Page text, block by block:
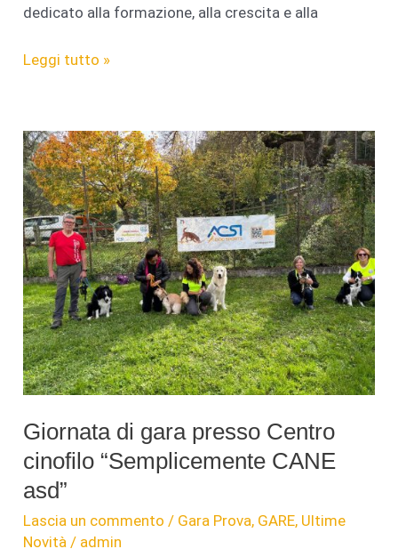
dedicato alla formazione, alla crescita e alla
Service
Nuova
Disciplina
che
Unisce
Sport
e
Inclusione
Leggi tutto »
Giornata di gara presso Centro
cinofilo “Semplicemente CANE
asd”
Lascia un commento / Gara Prova, GARE, Ultime
Novità / admin